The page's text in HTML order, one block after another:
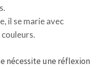
il se marie avec
nécessite une réflexion